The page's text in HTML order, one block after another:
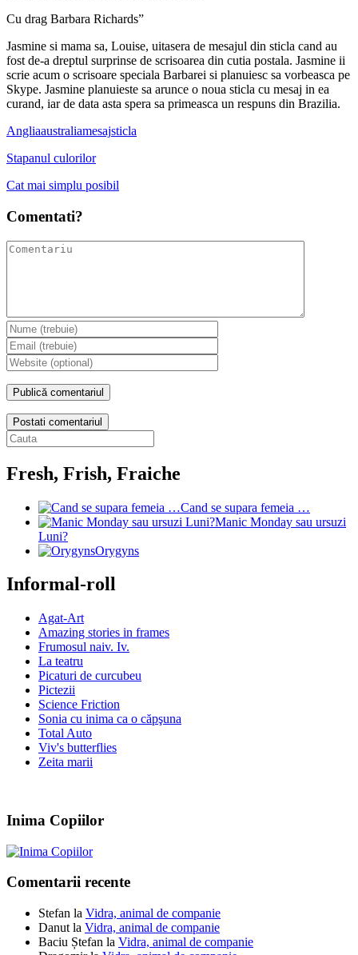
Cu drag Barbara Richards”
Jasmine si mama sa, Louise, uitasera de mesajul din sticla cand au
fost de-a dreptul surprinse de scrisoarea din cutia postala. Jasmine ii
scrie acum o scrisoare speciala Barbarei si planuiesc sa vorbeasca pe
Skype. Jasmine planuieste sa arunce o noua sticla cu mesaj in ea
curand, iar de data asta spera sa primeasca un respuns din Brazilia.
Angliaaustraliamesajsticla
Stapanul culorilor
Cat mai simplu posibil
Comentati?
Postati comentariul
Fresh, Frish, Fraiche
Cand se supara femeia …
Manic Monday sau ursuzi
Luni?
Orygyns
Informal-roll
Agat-Art
Amazing stories in frames
Frumosul naiv. Iv.
La teatru
Picaturi de curcubeu
Pictezii
Science Friction
Sonia cu inima ca o căpşuna
Total Auto
Viv's butterflies
Zeita marii
Inima Copiilor
Comentarii recente
Stefan la Vidra, animal de companie
Danut la Vidra, animal de companie
Baciu Ștefan la Vidra, animal de companie